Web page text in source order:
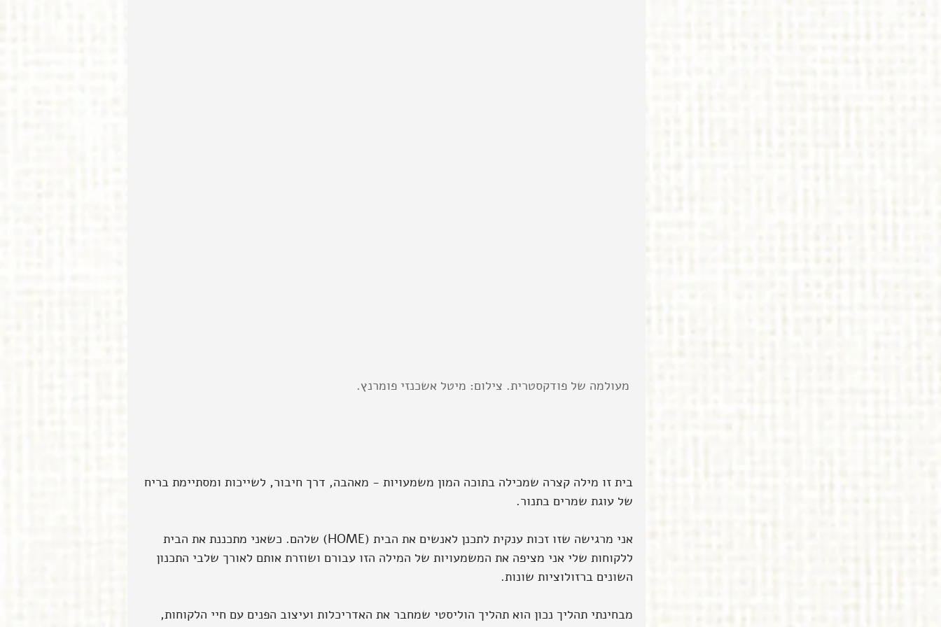
מעולמה של פודקסטרית. צילום: מיטל אשכנזי פומרנץ.
בית זו מילה קצרה שמכילה בתוכה המון משמעויות - מאהבה, דרך חיבור, לשייכות ומסתיימת בריח
של עוגת שמרים בתנור.
אני מרגישה שזו זכות ענקית לתכנן לאנשים את הבית (HOME) שלהם. כשאני מתכננת את הבית
ללקוחות שלי אני מציפה את המשמעויות של המילה הזו עבורם ושוזרת אותם לאורך שלבי התכנון
השונים ברזולוציות שונות.
מבחינתי תהליך נכון הוא תהליך הוליסטי שמחבר את האדריכלות ועיצוב הפנים עם חיי הלקוחות,